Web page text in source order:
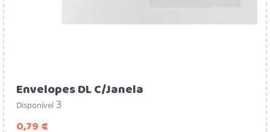
Envelopes DL C/Janela
Disponível 3
0,79 €